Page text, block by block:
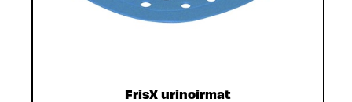
FrisX urinoirmat